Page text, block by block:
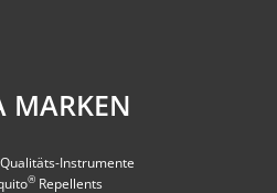
MARKEN
Instrumente
® Repellents